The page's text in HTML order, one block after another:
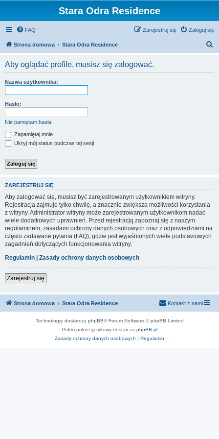
Stara Odra Residence
FAQ Zaloguj się
Zarejestruj się
Strona domowa Stara Odra Residence
Aby oglądać profile, musisz się zalogować.
Nazwa użytkownika:
Hasło:
Nie pamiętam hasła
Zapamiętaj mnie
Ukryj mój status podczas tej sesji
ZAREJESTRUJ SIĘ
Aby zalogować się, musisz być zarejestrowanym użytkownikiem witryny.
Rejestracja zajmuje tylko chwilę, a znacznie zwiększa możliwości korzystania
z witryny. Administrator witryny może zarejestrowanym użytkownikom nadać
wiele dodatkowych uprawnień. Przed rejestracją zapoznaj się z naszym
regulaminem, zasadami ochrony danych osobowych oraz z odpowiedziami na
często zadawane pytania (FAQ), gdzie jest wyjaśnionych wiele podstawowych
zagadnień dotyczących funkcjonowania witryny.
Regulamin | Zasady ochrony danych osobowych
Zarejestruj się
Strona domowa Stara Odra Residence Kontakt z nami
Technologię dostarcza phpBB® Forum Software © phpBB Limited
Polski pakiet językowy dostarcza phpBB.pl
Zasady ochrony danych osobowych | Regulamin